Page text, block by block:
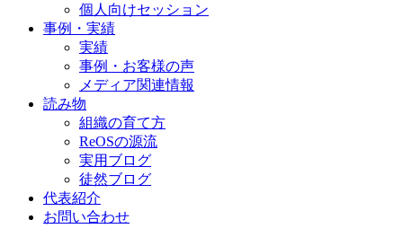
個人向けセッション
事例・実績
実績
事例・お客様の声
メディア関連情報
読み物
組織の育て方
ReOSの源流
実用ブログ
徒然ブログ
代表紹介
お問い合わせ